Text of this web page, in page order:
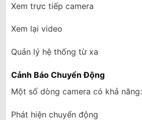
Xem trực tiếp camera
Xem lại video
Quản lý hệ thống từ xa
Cảnh Báo Chuyển Động
Một số dòng camera có khả năng:
Phát hiện chuyển động